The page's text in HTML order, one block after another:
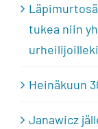
tukea niin
Heinäkuun
Janawicz